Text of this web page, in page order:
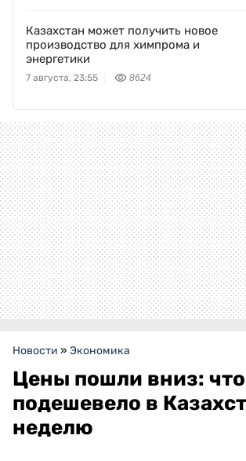
Казахстан может получить новое
производство для химпрома и
энергетики
7 августа, 23:55 8624
Новости » Экономика
Цены пошли вниз: что
подешевело в
неделю